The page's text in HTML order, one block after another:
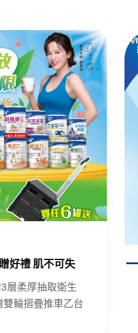
好禮 肌不可失
層柔厚抽取衛生
輪摺疊推車乙台